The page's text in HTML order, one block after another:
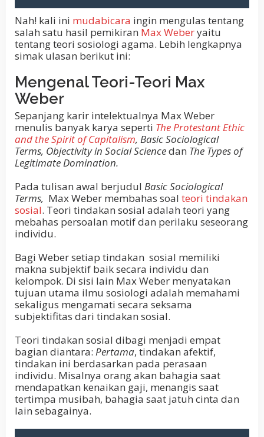
Nah! kali ini mudabicara ingin mengulas tentang
salah satu hasil pemikiran Max Weberyaitu
tentang teori sosiologi agama. Lebih lengkapnya
simak ulasan berikut ini:
Mengenal Teori-Teori Max
Weber
Sepanjang karir intelektualnya Max Weber
menulis banyak karya seperti The Protestant Ethic
and the Spirit of Capitalism, Basic Sociological
Terms, Objectivity in Social Sciencedan The Types of
Legitimate Domination.
Pada tulisan awal berjudul Basic Sociological
Terms, Max Weber membahas soal teori tindakan
sosial. Teori tindakan sosial adalah teori yang
mebahas persoalan motif dan perilaku seseorang
individu.
Bagi Weber setiap tindakan sosial memiliki
makna subjektif baik secara individu dan
kelompok. Di sisi lain Max Weber menyatakan
tujuan utama ilmu sosiologi adalah memahami
sekaligus mengamati secara seksama
subjektifitas dari tindakan sosial.
Teori tindakan sosial dibagi menjadi empat
bagian diantara: Pertama, tindakan afektif,
tindakan ini berdasarkan pada perasaan
individu. Misalnya orang akan bahagia saat
mendapatkan kenaikan gaji, menangis saat
tertimpa musibah, bahagia saat jatuh cinta dan
lain sebagainya.